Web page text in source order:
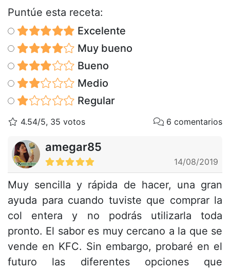
Puntúe esta receta:
Excelente
Muy bueno
Bueno
Medio
Regular
4.54/5, 35 votos 6 comentarios
amegar85
14/08/2019
Muy sencilla y rápida de hacer, una gran
ayuda para cuando tuviste que comprar la
col entera y no podrás utilizarla toda
pronto. El sabor es muy cercano a la que se
vende en KFC. Sin embargo, probaré en el
futuro las diferentes opciones que